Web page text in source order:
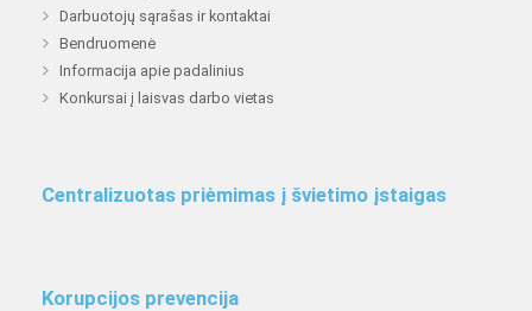
Darbuotojų sąrašas ir kontaktai
Bendruomenė
Informacija apie padalinius
Konkursai į laisvas darbo vietas
Centralizuotas priėmimas į švietimo įstaigas
Korupcijos prevencija